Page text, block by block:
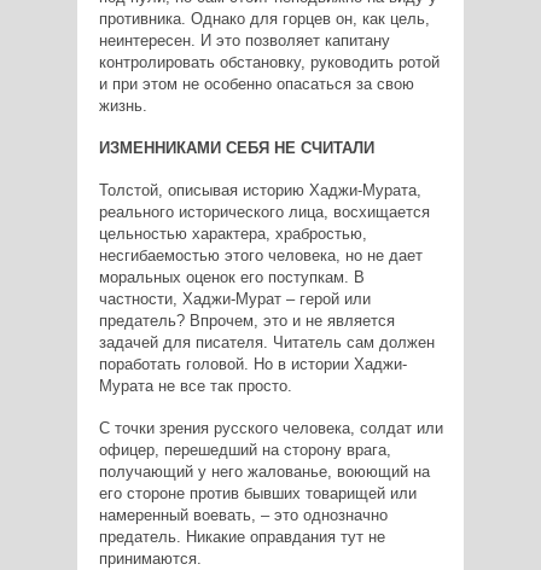
противника. Однако для горцев он, как цель,
неинтересен. И это позволяет капитану
контролировать обстановку, руководить ротой
и при этом не особенно опасаться за свою
жизнь.
ИЗМЕННИКАМИ СЕБЯ НЕ СЧИТАЛИ
Толстой, описывая историю Хаджи-Мурата,
реального исторического лица, восхищается
цельностью характера, храбростью,
несгибаемостью этого человека, но не дает
моральных оценок его поступкам. В
частности, Хаджи-Мурат – герой или
предатель? Впрочем, это и не является
задачей для писателя. Читатель сам должен
поработать головой. Но в истории Хаджи-
Мурата не все так просто.
С точки зрения русского человека, солдат или
офицер, перешедший на сторону врага,
получающий у него жалованье, воюющий на
его стороне против бывших товарищей или
намеренный воевать, – это однозначно
предатель. Никакие оправдания тут не
принимаются.